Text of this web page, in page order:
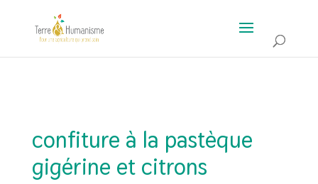
confiture à la pastèque
gigérine et citrons